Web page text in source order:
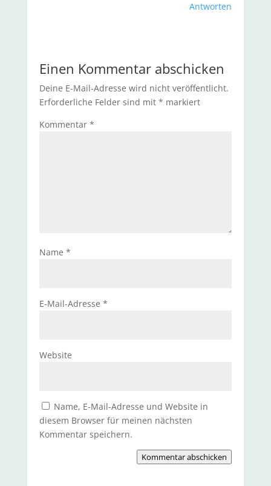
Antworten
Einen Kommentar abschicken
Deine E-Mail-Adresse wird nicht veröffentlicht.
Erforderliche Felder sind mit * markiert
Kommentar *
Name *
E-Mail-Adresse *
Website
Name, E-Mail-Adresse und Website in
diesem Browser für meinen nächsten
Kommentar speichern.
Kommentar abschicken